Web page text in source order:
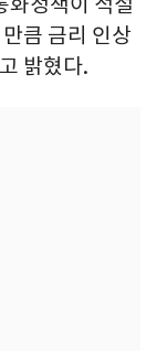
큼 금리 인상
밝혔다.